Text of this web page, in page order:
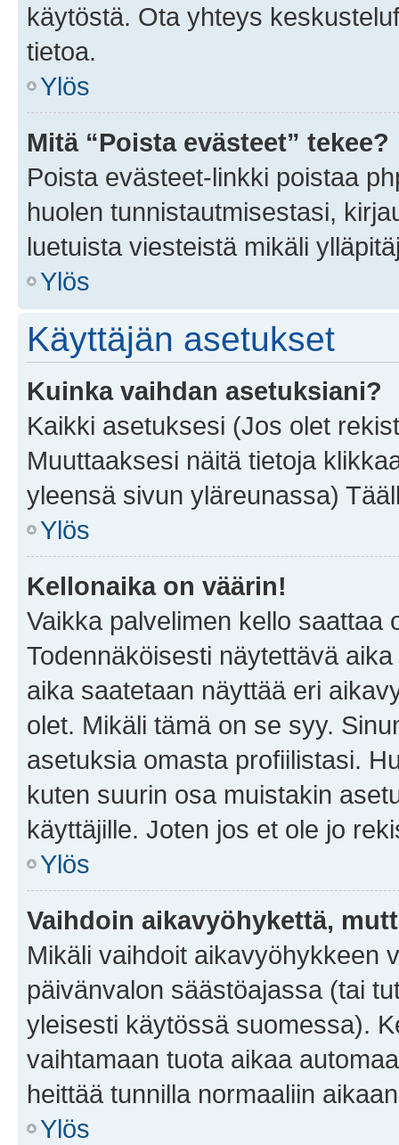
käytöstä. Ota yhteys
tietoa.
Ylös
Mitä “Poista evästeet” tekee?
Poista evästeet-linkki poistaa
huolen tunnistautmisestasi,
luetuista viesteistä mikäli
Ylös
Käyttäjän asetukset
Kuinka vaihdan asetuksiani?
Kaikki asetuksesi (Jos olet
Muuttaaksesi näitä tietoja
yleensä sivun yläreunassa)
Ylös
Kellonaika on väärin!
Vaikka palvelimen kello saattaa
Todennäköisesti näytettävä
aika saatetaan näyttää eri
olet. Mikäli tämä on se syy.
asetuksia omasta profiilistasi.
kuten suurin osa muistakin
käyttäjille. Joten jos et ole jo
Ylös
Vaihdoin aikavyöhykettä,
Mikäli vaihdoit aikavyöhykkeen
päivänvalon säästöajassa (tai
yleisesti käytössä suomessa).
vaihtamaan tuota aikaa
heittää tunnilla normaaliin
Ylös